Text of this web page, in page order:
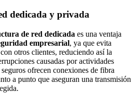
dedicada y privada
de red dedicada es una ventaja
empresarial, ya que evita
otros clientes, reduciendo así la
causadas por actividades
ofrecen conexiones de fibra
a punto que aseguran una transmisión